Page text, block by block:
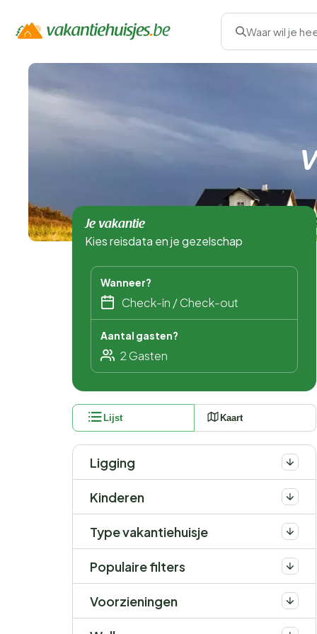
Waar wil je
Je vakantie
Kies reisdata en je gezelschap
Wanneer?
Aantal gasten?
Lijst Kaart
Ligging
Kinderen
Type vakantiehuisje
Populaire filters
Voorzieningen